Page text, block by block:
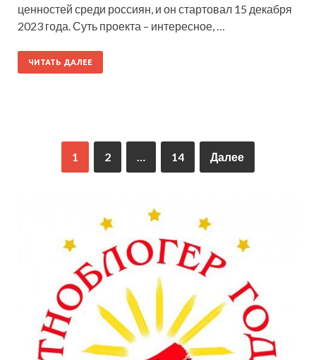
ценностей среди россиян, и он стартовал 15 декабря
2023 года. Суть проекта – интересное, …
ЧИТАТЬ ДАЛЕЕ
1 2 … 14 Далее